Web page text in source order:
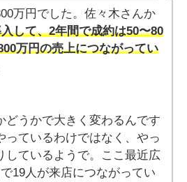
万円でした。佐々木さんか
して、2年間で成約は50〜80
万円の売上につながってい
どうかで大きく変わるんです
っているわけではなく、やっ
しているようで。ここ最近広
19人が来店につながってい